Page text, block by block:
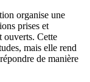
organise une
prises et
ouverts. Cette
mais elle rend
de manière